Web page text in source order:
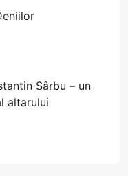
Sârbu – un
altarului